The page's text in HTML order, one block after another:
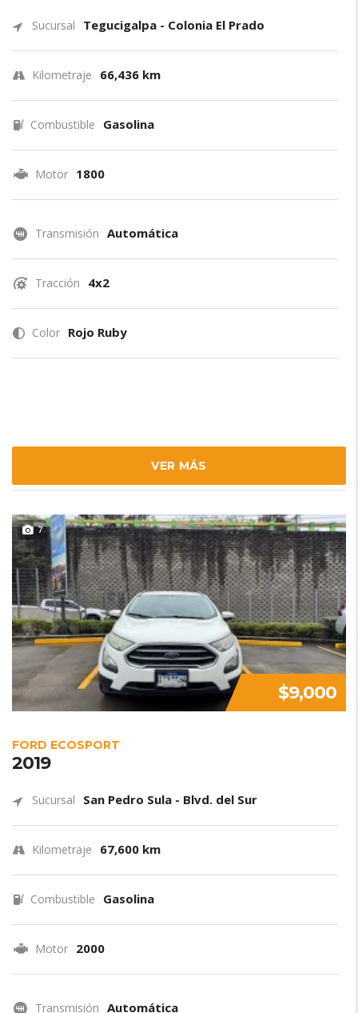
Sucursal Tegucigalpa - Colonia El Prado
Kilometraje 66,436 km
Combustible Gasolina
Motor 1800
Transmisión Automática
Tracción 4x2
Color Rojo Ruby
VER MÁS
7
$9,000
FORD ECOSPORT
2019
Sucursal San Pedro Sula - Blvd. del Sur
Kilometraje 67,600 km
Combustible Gasolina
Motor 2000
Transmisión Automática